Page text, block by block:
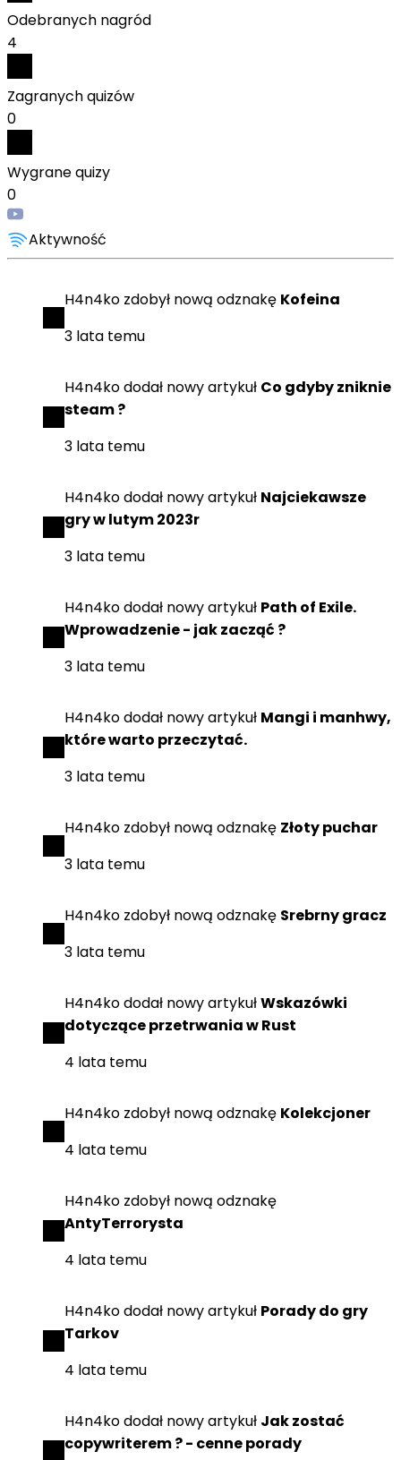
Odebranych nagród
4
Zagranych quizów
0
Wygrane quizy
0
Aktywność
H4n4ko zdobył nową odznakę Kofeina
3 lata temu
H4n4kododał nowy artykuł Co gdyby zniknie
steam ?
3 lata temu
H4n4kododał nowy artykuł Najciekawsze
gry w lutym 2023r
3 lata temu
H4n4kododał nowy artykuł Path of Exile.
Wprowadzenie - jak zacząć ?
3 lata temu
H4n4kododał nowy artykuł Mangi i manhwy,
które warto przeczytać.
3 lata temu
H4n4ko zdobył nową odznakę Złoty puchar
3 lata temu
H4n4ko zdobył nową odznakę Srebrny gracz
3 lata temu
H4n4kododał nowy artykułWskazówki
dotyczące przetrwania w Rust
4 lata temu
H4n4ko zdobył nową odznakę Kolekcjoner
4 lata temu
H4n4ko zdobył nową odznakę
AntyTerrorysta
4 lata temu
H4n4kododał nowy artykuł Porady do gry
Tarkov
4 lata temu
H4n4kododał nowy artykuł Jak zostać
copywriterem ? - cenne porady